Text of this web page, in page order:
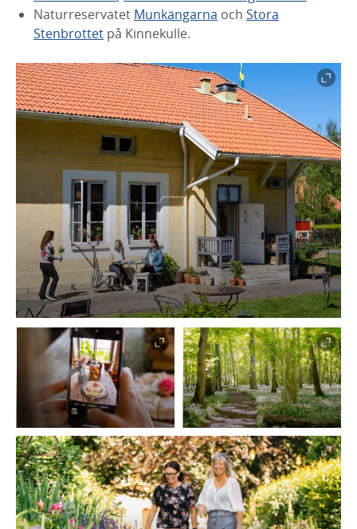
Naturreservatet Munkängarna och Stora
Stenbrottet på Kinnekulle.